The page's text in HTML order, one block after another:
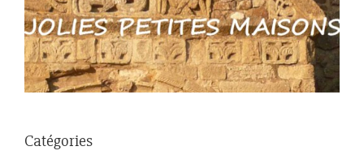
Catégories